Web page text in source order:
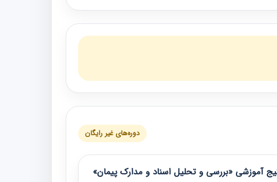
دوره‌های غیر رایگان
آموزشی «بررسی و تحلیل اسناد و مدارک پیمان»